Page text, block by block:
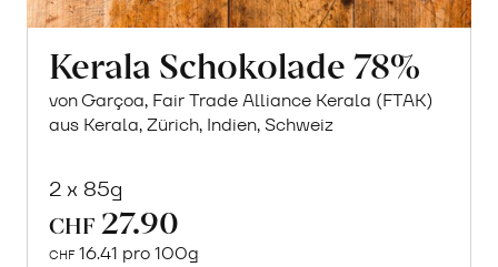
Kerala Schokolade 78%
von Garçoa, Fair Trade Alliance Kerala (FTAK)
aus Kerala, Zürich, Indien, Schweiz
2 x 85g
CHF 27.90
CHF 16.41 pro 100g